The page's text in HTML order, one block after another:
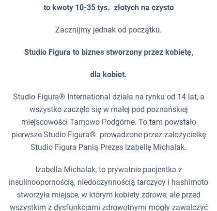
to kwoty 10-35 tys. złotych na czysto
Zacznijmy jednak od początku.
Studio Figura to biznes stworzony przez kobietę,
dla kobiet.
Studio Figura® International działa na rynku od 14 lat, a
wszystko zaczęło się w małej pod poznańskiej
miejscowości Tarnowo Podgórne. To tam powstało
pierwsze Studio Figura® prowadzone przez założycielkę
Studio Figura Panią Prezes Izabellę Michalak.
Izabella Michalak, to prywatnie pacjentka z
insulinoopornością, niedoczynnością tarczycy i hashimoto
stworzyła miejsce, w którym kobiety zdrowe, ale przed
wszystkim z dysfunkcjami zdrowotnymi mogły zawalczyć